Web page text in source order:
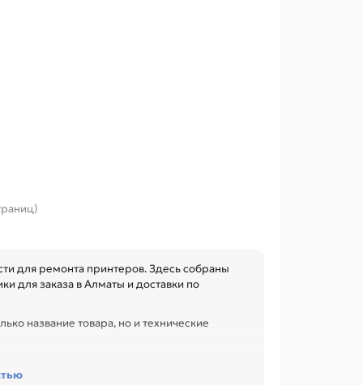
для ремонта принтеров. Здесь собраны
для заказа в Алматы и доставки по
название товара, но и технические
офиса, сервисного центра или